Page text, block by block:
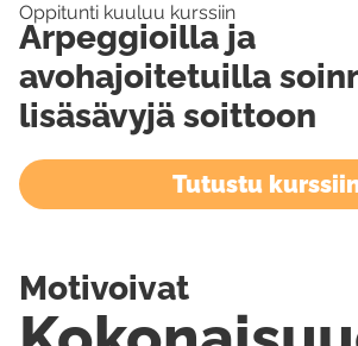
Oppitunti kuuluu kurssiin
Arpeggioilla ja
avohajoitetuilla
lisäsävyjä soittoon
Tutustu
Motivoivat